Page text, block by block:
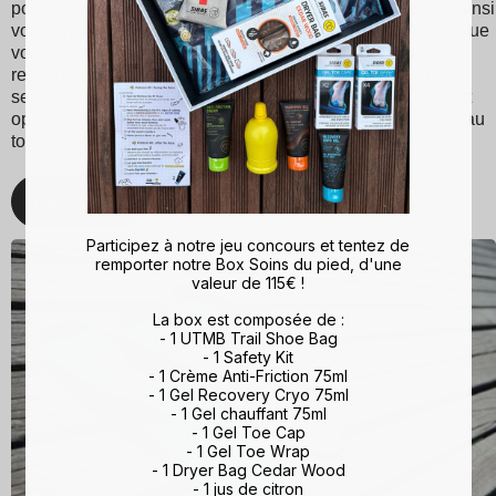
posture et une répartition équilibrée du poids, améliorant ainsi
vos performances sportives et votre confort au quotidien. Que
vous soyez un sportif passionné ou simplement à la
recherche d'un meilleur maintien du pied, choisissez les
semelles Sidas pour une expérience de marche et de sport
optimisée. Avec Sidas, prenez soin de vos pieds et restez au
top de votre forme, quelle que soit l'activité !
Découvrez
Participez à notre jeu concours et tentez de
remporter notre Box Soins du pied, d'une
valeur de 115€ !
La box est composée de :
- 1 UTMB Trail Shoe Bag
- 1 Safety Kit
- 1 Crème Anti-Friction 75ml
- 1 Gel Recovery Cryo 75ml
- 1 Gel chauffant 75ml
- 1 Gel Toe Cap
- 1 Gel Toe Wrap
- 1 Dryer Bag Cedar Wood
- 1 jus de citron